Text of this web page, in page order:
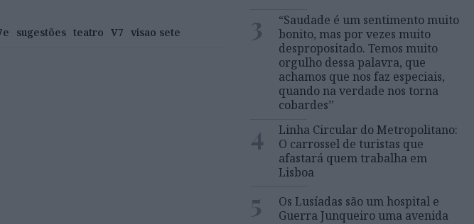
sugestões teatro V7 visao sete 3
“Saudade é um sentimento muito
bonito, mas por vezes muito
despropositado. Temos muito
orgulho dessa palavra, que
achamos que nos faz especiais,
quando na verdade nos torna
cobardes’’
4
Linha Circular do Metropolitano:
O carrossel de turistas que
afastará quem trabalha em
Lisboa
5
Os Lusíadas são um hospital e
Guerra Junqueiro uma avenida